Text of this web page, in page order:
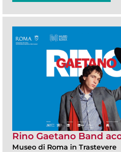
Rino Gaetano Band
Museo di Roma in Trastevere